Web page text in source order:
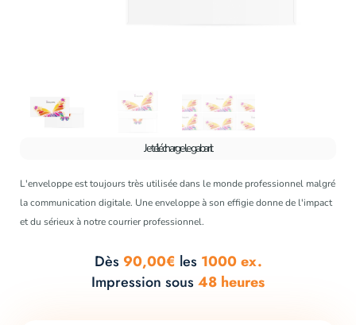
Je télécharge le gabarit
L'enveloppe est toujours très utilisée dans le monde professionnel malgré
la communication digitale. Une enveloppe à son effigie donne de l'impact
et du sérieux à notre courrier professionnel.
Dès 90,00€ les 1000 ex.
Impression sous48 heures